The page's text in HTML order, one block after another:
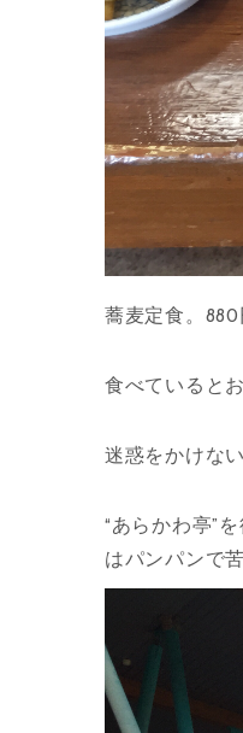
蕎麦定食。880
食べていると
迷惑をかけな
“あらかわ亭”
はパンパンで